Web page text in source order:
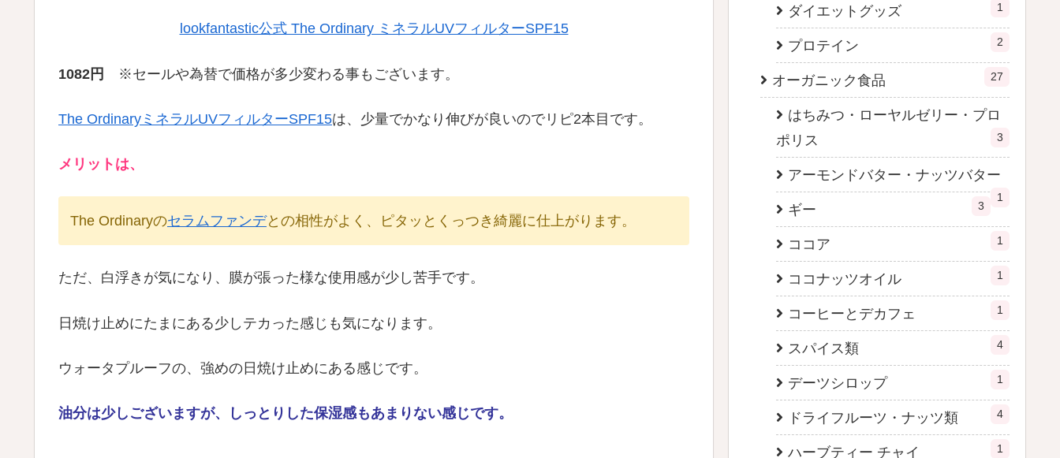
lookfantastic公式 The Ordinary ミネラルUVフィルターSPF15
1082円 ※セールや為替で価格が多少変わる事もございます。
The OrdinaryミネラルUVフィルターSPF15は、少量でかなり伸びが良いのでリピ2本目です。
メリットは、
The Ordinaryのセラムファンデとの相性がよく、ピタッとくっつき綺麗に仕上がります。
ただ、白浮きが気になり、膜が張った様な使用感が少し苦手です。
日焼け止めにたまにある少しテカった感じも気になります。
ウォータプルーフの、強めの日焼け止めにある感じです。
油分は少しございますが、しっとりした保湿感もあまりない感じです。
ダイエットグッズ 1
プロテイン 2
オーガニック食品 27
はちみつ・ローヤルゼリー・プロ
ポリス
3
アーモンドバター・ナッツバター
1
ギー 3
ココア 1
ココナッツオイル 1
コーヒーとデカフェ 1
スパイス類 4
デーツシロップ 1
ドライフルーツ・ナッツ類 4
ハーブティー チャイ 1